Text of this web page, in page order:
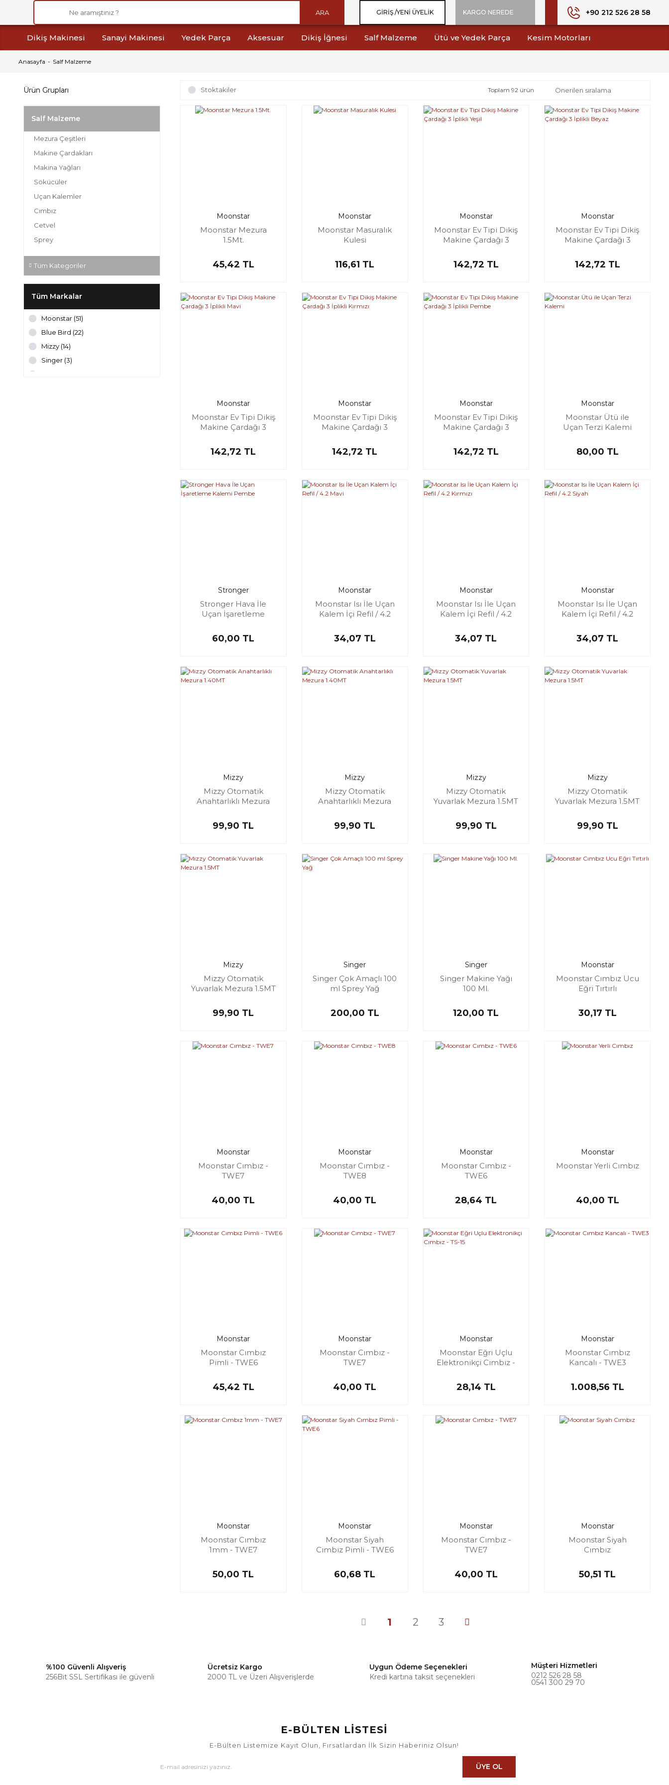
ARA GIRIŞ /YENI ÜYELIK KARGO NEREDE +90 212 526 28 58
Dikiş Makinesi Sanayi Makinesi Yedek Parça Aksesuar Dikiş İğnesi Salf Malzeme Ütü ve Yedek Parça Kesim Motorları
Anasayfa Salf Malzeme
Ürün Grupları
Salf Malzeme
Mezura Çeşitleri
Makine Çardakları
Makina Yağları
Sökücüler
Uçan Kalemler
Cımbız
Cetvel
Sprey
Tüm Kategoriler
Tüm Markalar
Moonstar (51)
Blue Bird (22)
Mizzy (14)
Singer (3)
Stoktakiler Toplam 92 ürün
Moonstar
Moonstar Mezura
1.5Mt.
45,42 TL
Moonstar
Moonstar Masuralık
Kulesi
116,61 TL
Moonstar
Moonstar Ev Tipi Dikiş
Makine Çardağı 3
142,72 TL
Moonstar
Moonstar Ev Tipi Dikiş
Makine Çardağı 3
142,72 TL
Moonstar
Moonstar Ev Tipi Dikiş
Makine Çardağı 3
142,72 TL
Moonstar
Moonstar Ev Tipi Dikiş
Makine Çardağı 3
142,72 TL
Moonstar
Moonstar Ev Tipi Dikiş
Makine Çardağı 3
142,72 TL
Moonstar
Moonstar Ütü ile
Uçan Terzi Kalemi
80,00 TL
Stronger
Stronger Hava İle
Uçan İşaretleme
60,00 TL
Moonstar
Moonstar Isı İle Uçan
Kalem İçi Refil / 4.2
34,07 TL
Moonstar
Moonstar Isı İle Uçan
Kalem İçi Refil / 4.2
34,07 TL
Moonstar
Moonstar Isı İle Uçan
Kalem İçi Refil / 4.2
34,07 TL
Mizzy
Mizzy Otomatik
Anahtarlıklı Mezura
99,90 TL
Mizzy
Mizzy Otomatik
Anahtarlıklı Mezura
99,90 TL
Mizzy
Mizzy Otomatik
Yuvarlak Mezura 1.5MT
99,90 TL
Mizzy
Mizzy Otomatik
Yuvarlak Mezura 1.5MT
99,90 TL
Mizzy
Mizzy Otomatik
Yuvarlak Mezura 1.5MT
99,90 TL
Singer
Singer Çok Amaçlı 100
ml Sprey Yağ
200,00 TL
Singer
Singer Makine Yağı
100 Ml.
120,00 TL
Moonstar
Moonstar Cımbız Ucu
Eğri Tırtırlı
30,17 TL
Moonstar
Moonstar Cımbız -
TWE7
40,00 TL
Moonstar
Moonstar Cımbız -
TWE8
40,00 TL
Moonstar
Moonstar Cımbız -
TWE6
28,64 TL
Moonstar
Moonstar Yerli Cımbız
40,00 TL
Moonstar
Moonstar Cımbız
Pimli - TWE6
45,42 TL
Moonstar
Moonstar Cımbız -
TWE7
40,00 TL
Moonstar
Moonstar Eğri Uçlu
Elektronikçi Cımbız -
28,14 TL
Moonstar
Moonstar Cımbız
Kancalı - TWE3
1.008,56 TL
Moonstar
Moonstar Cımbız
1mm - TWE7
50,00 TL
Moonstar
Moonstar Siyah
Cımbız Pimli - TWE6
60,68 TL
Moonstar
Moonstar Cımbız -
TWE7
40,00 TL
Moonstar
Moonstar Siyah
Cımbız
50,51 TL
1 2 3
%100 Güvenli Alışveriş
256Bit SSL Sertifikası ile güvenli
Ücretsiz Kargo
2000 TL ve Üzeri Alışverişlerde
Uygun Ödeme Seçenekleri
Kredi kartına taksit seçenekleri
Müşteri Hizmetleri
0212 526 28 58
0541 300 29 70
E-BÜLTEN LİSTESİ
E-Bülten Listemize Kayıt Olun, Fırsatlardan İlk Sizin Haberiniz Olsun!
ÜYE OL